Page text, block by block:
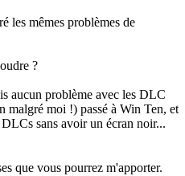
les mêmes problèmes de
?
aucun problème avec les DLC
malgré moi !) passé à Win Ten, et
sans avoir un écran noir...
que vous pourrez m'apporter.